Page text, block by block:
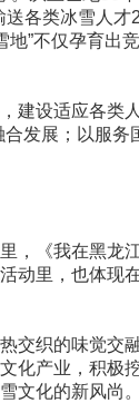
各类冰雪人
”不仅孕育出
设适应各类
发展；以服
，《我在黑龙
动里，也体现
交织的味觉交
化产业，积极
文化的新风尚。